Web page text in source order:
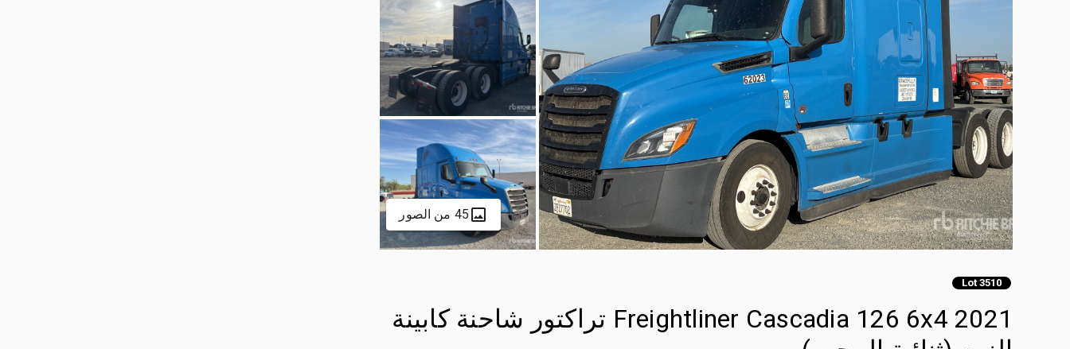
45 من الصور
Lot 3510
2021 Freightliner Cascadia 126 6x4 تراكتور شاحنة كابينة